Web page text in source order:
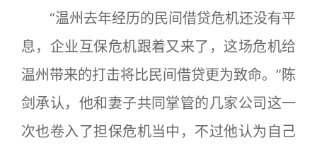
“温州去年经历的民间借贷危机还没有平
息，企业互保危机跟着又来了，这场危机给
温州带来的打击将比民间借贷更为致命。”陈
剑承认，他和妻子共同掌管的几家公司这一
次也卷入了担保危机当中，不过他认为自己